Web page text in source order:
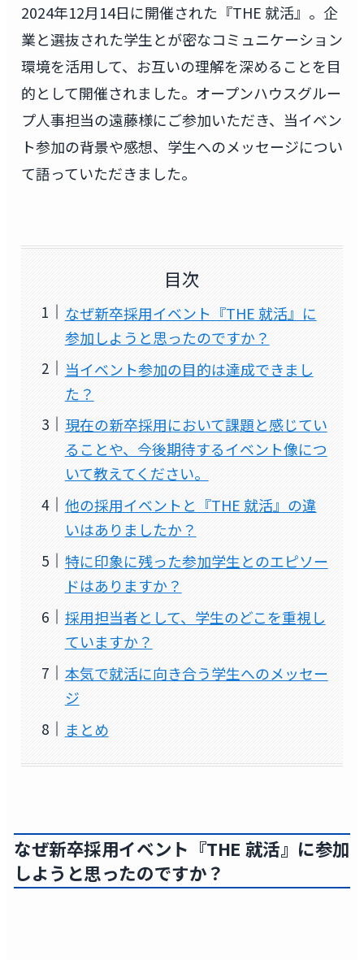
2024年12月14日に開催された『THE 就活』。企
業と選抜された学生とが密なコミュニケーション
環境を活用して、お互いの理解を深めることを目
的として開催されました。オープンハウスグルー
プ人事担当の遠藤様にご参加いただき、当イベン
ト参加の背景や感想、学生へのメッセージについ
て語っていただきました。
目次
なぜ新卒採用イベント『THE 就活』に
参加しようと思ったのですか？
当イベント参加の目的は達成できまし
た？
現在の新卒採用において課題と感じてい
ることや、今後期待するイベント像につ
いて教えてください。
他の採用イベントと『THE 就活』の違
いはありましたか？
特に印象に残った参加学生とのエピソー
ドはありますか？
採用担当者として、学生のどこを重視し
ていますか？
本気で就活に向き合う学生へのメッセー
ジ
まとめ
なぜ新卒採用イベント『THE 就活』に参加
しようと思ったのですか？